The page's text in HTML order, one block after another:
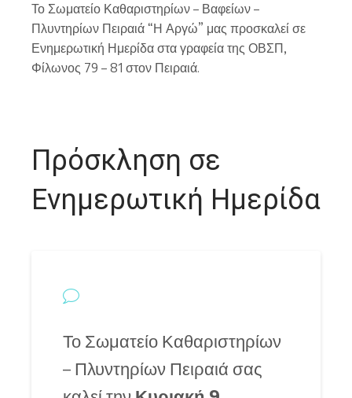
Το Σωματείο Καθαριστηρίων – Βαφείων –
Πλυντηρίων Πειραιά “Η Αργώ” μας προσκαλεί σε
Ενημερωτική Ημερίδα στα γραφεία της ΟΒΣΠ,
Φίλωνος 79 – 81 στον Πειραιά.
Πρόσκληση σε
Ενημερωτική Ημερίδα
Το Σωματείο Καθαριστηρίων
– Πλυντηρίων Πειραιά σας